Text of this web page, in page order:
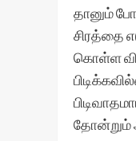
தானும்
சிரத்தை
கொள்ள
தோன்றும்